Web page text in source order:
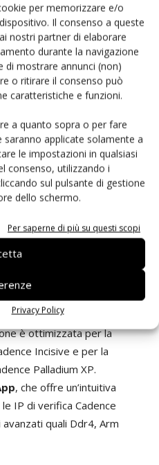
per memorizzare e/o
Il consenso a queste
nostri partner di elaborare
durante la navigazione
di mostrare annunci (non)
o ritirare il consenso può
caratteristiche e funzioni.
a quanto sopra o per fare
applicate solamente a
le impostazioni in qualsiasi
consenso, utilizzando i
sul pulsante di gestione
dello schermo.
Per saperne di più su questi scopi
Privacy Policy
gli errori. La piattaforma
le proprietà intellettuali sino
La soluzione supporta
di terze parti, offrendo
di analisi per Rtl,
software. Essendo
minimo permettendo il
errori da un contesto
con tre applicazioni
e (Ieee1647), SystemC
e fornisce
Debug App
sorgenti hardware e
associati alle applicazioni
è ottimizzata per la
Incisive e per la
Palladium XP.
, che offre un’intuitiva
IP di verifica Cadence
quali Ddr4, Arm